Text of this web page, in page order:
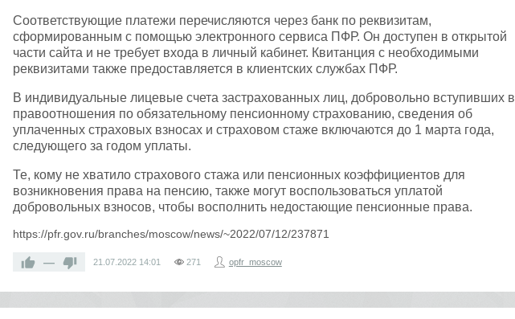
Соответствующие платежи перечисляются через банк по реквизитам,
сформированным с помощью электронного сервиса ПФР. Он доступен в открытой
части сайта и не требует входа в личный кабинет. Квитанция с необходимыми
реквизитами также предоставляется в клиентских службах ПФР.
В индивидуальные лицевые счета застрахованных лиц, добровольно вступивших в
правоотношения по обязательному пенсионному страхованию, сведения об
уплаченных страховых взносах и страховом стаже включаются до 1 марта года,
следующего за годом уплаты.
Те, кому не хватило страхового стажа или пенсионных коэффициентов для
возникновения права на пенсию, также могут воспользоваться уплатой
добровольных взносов, чтобы восполнить недостающие пенсионные права.
https://pfr.gov.ru/branches/moscow/news/~2022/07/12/237871
— 21.07.2022 14:01 271 opfr_moscow